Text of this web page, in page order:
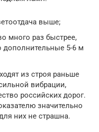
выше;
много раз быстрее,
5-6 м
из строя раньше
вибрации,
российских дорог.
значительно
них не страшна.